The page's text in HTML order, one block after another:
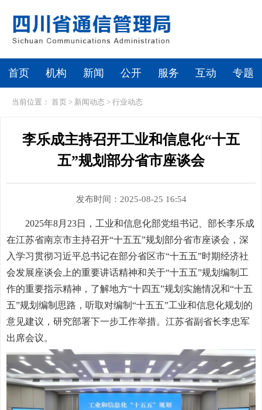
首页 机构 新闻 公开 服务 互动 专题
当前位置： 首页 > 新闻动态 > 行业动态
李乐成主持召开工业和信息化“十五
五”规划部分省市座谈会
发布时间：2025-08-25 16:54
2025年8月23日，工业和信息化部党组书记、部长李乐成
在江苏省南京市主持召开“十五五”规划部分省市座谈会，深
入学习贯彻习近平总书记在部分省区市“十五五”时期经济社
会发展座谈会上的重要讲话精神和关于“十五五”规划编制工
作的重要指示精神，了解地方“十四五”规划实施情况和“十五
五”规划编制思路，听取对编制“十五五”工业和信息化规划的
意见建议，研究部署下一步工作举措。江苏省副省长李忠军
出席会议。